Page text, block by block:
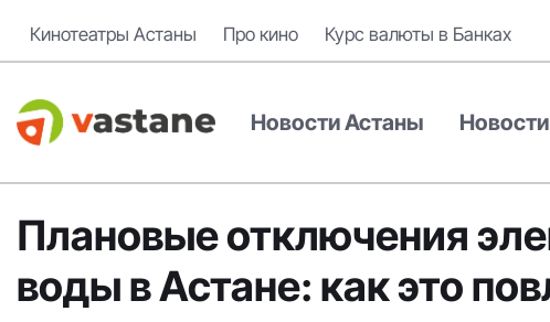
Кинотеатры Астаны Про кино Курс валюты в Банках
Новости Астаны
Плановые отключения
воды в Астане: как это